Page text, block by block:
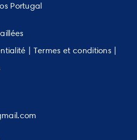
Portugal
| Termes et conditions |